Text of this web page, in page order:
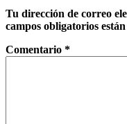
Tu dirección de correo
campos obligatorios
Comentario *